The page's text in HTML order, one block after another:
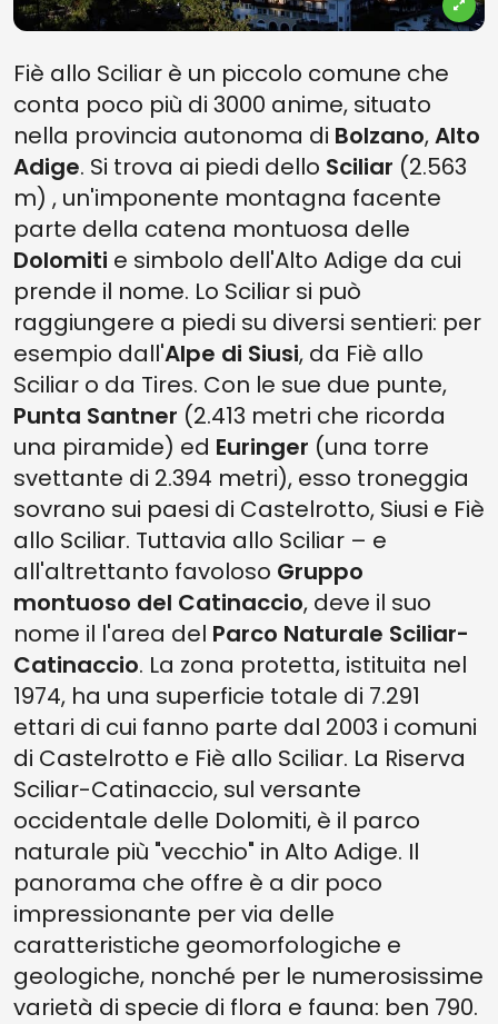
Fiè allo Sciliar è un piccolo comune che
conta poco più di 3000 anime, situato
nella provincia autonoma di Bolzano,Alto
Adige. Si trova ai piedi dello Sciliar (2.563
m) , un'imponente montagna facente
parte della catena montuosa delle
Dolomiti e simbolo dell'Alto Adige da cui
prende il nome. Lo Sciliar si può
raggiungere a piedi su diversi sentieri: per
esempio dall'Alpe di Siusi, da Fiè allo
Sciliar o da Tires. Con le sue due punte,
Punta Santner (2.413 metri che ricorda
una piramide) ed Euringer (una torre
svettante di 2.394 metri), esso troneggia
sovrano sui paesi di Castelrotto, Siusi e Fiè
allo Sciliar. Tuttavia allo Sciliar – e
all'altrettanto favoloso Gruppo
montuoso del Catinaccio, deve il suo
nome il l'area del Parco Naturale Sciliar-
Catinaccio. La zona protetta, istituita nel
1974, ha una superficie totale di 7.291
ettari di cui fanno parte dal 2003 i comuni
di Castelrotto e Fiè allo Sciliar. La Riserva
Sciliar-Catinaccio, sul versante
occidentale delle Dolomiti, è il parco
naturale più "vecchio" in Alto Adige. Il
panorama che offre è a dir poco
impressionante per via delle
caratteristiche geomorfologiche e
geologiche, nonché per le numerosissime
varietà di specie di flora e fauna: ben 790.